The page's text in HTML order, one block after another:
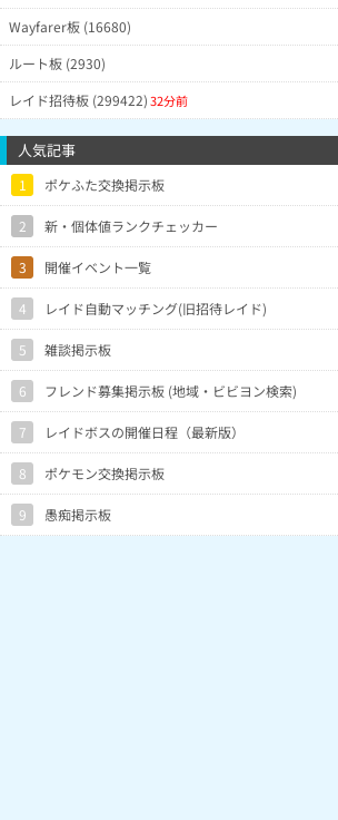
Wayfarer板 (16680)
ルート板 (2930)
レイド招待板 (299422)32分前
人気記事
1 ポケふた交換掲示板
2 新・個体値ランクチェッカー
3 開催イベント一覧
4 レイド自動マッチング(旧招待レイド)
5 雑談掲示板
6 フレンド募集掲示板 (地域・ビビヨン検索)
7 レイドボスの開催日程（最新版）
8 ポケモン交換掲示板
9 愚痴掲示板